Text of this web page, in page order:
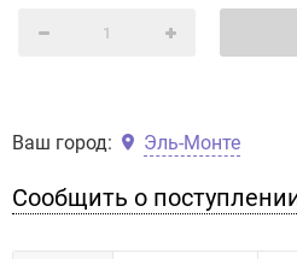
Ваш город: Эль-Монте
Сообщить о